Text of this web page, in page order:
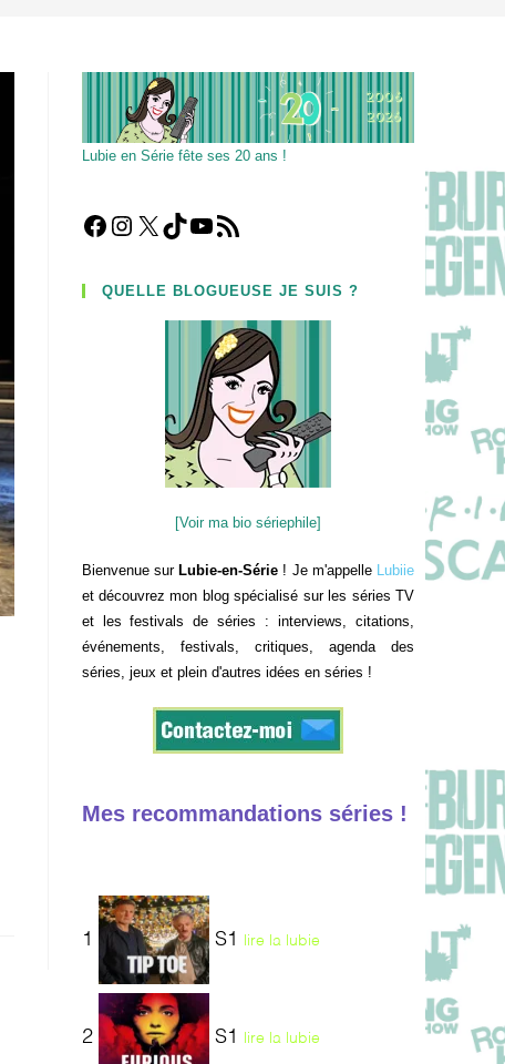
Lubie en Série fête ses 20 ans !
Facebook
Instagram
X TikTokYouTube
Flux RSS
QUELLE BLOGUEUSE JE SUIS ?
[Voir ma bio sériephile]
Bienvenue sur Lubie-en-Série ! Je m'appelle Lubiie
et découvrez mon blog spécialisé sur les séries TV
et les festivals de séries : interviews, citations,
événements, festivals, critiques, agenda des
séries, jeux et plein d'autres idées en séries !
Mes recommandations séries !
1 S1 lire la lubie
2 S1 lire la lubie